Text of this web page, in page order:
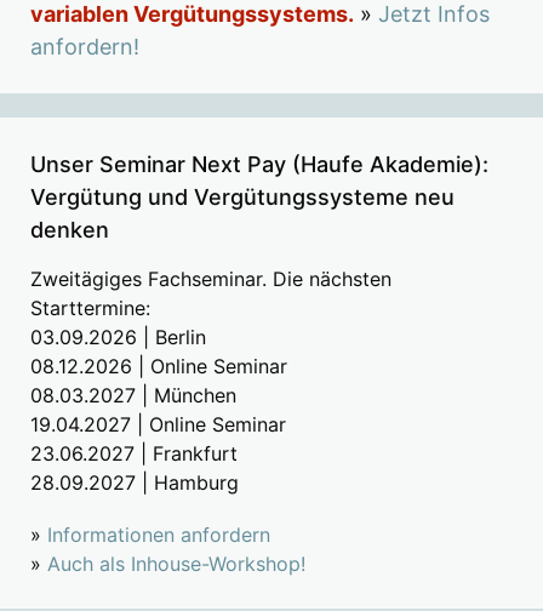
variablen Vergütungssystems. » Jetzt Infos
anfordern!
Unser Seminar Next Pay (Haufe Akademie):
Vergütung und Vergütungssysteme neu
denken
Zweitägiges Fachseminar. Die nächsten
Starttermine:
03.09.2026 | Berlin
08.12.2026 | Online Seminar
08.03.2027 | München
19.04.2027 | Online Seminar
23.06.2027 | Frankfurt
28.09.2027 | Hamburg
» Informationen anfordern
» Auch als Inhouse-Workshop!